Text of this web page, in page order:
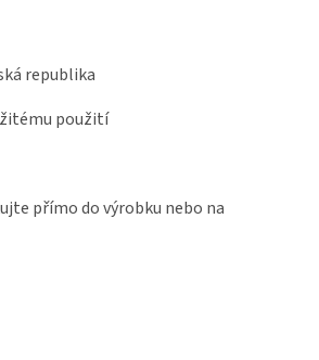
republika
použití
přímo do výrobku nebo na